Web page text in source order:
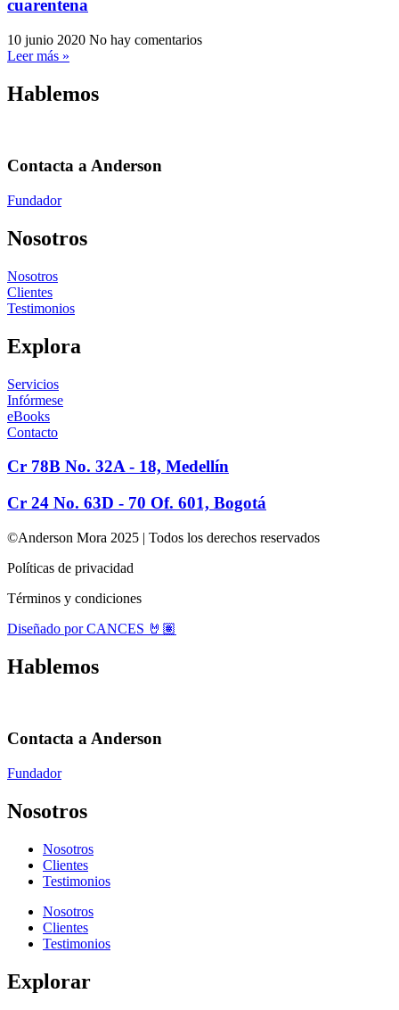
cuarentena
10 junio 2020 No hay comentarios
Leer más »
Hablemos
Contacta a Anderson
Fundador
Nosotros
Nosotros
Clientes
Testimonios
Explora
Servicios
Infórmese
eBooks
Contacto
Cr 78B No. 32A - 18, Medellín
Cr 24 No. 63D - 70 Of. 601, Bogotá
©Anderson Mora 2025 | Todos los derechos reservados
Políticas de privacidad
Términos y condiciones
Diseñado por CANCES 🤘🏽
Hablemos
Contacta a Anderson
Fundador
Nosotros
Nosotros
Clientes
Testimonios
Nosotros
Clientes
Testimonios
Explorar